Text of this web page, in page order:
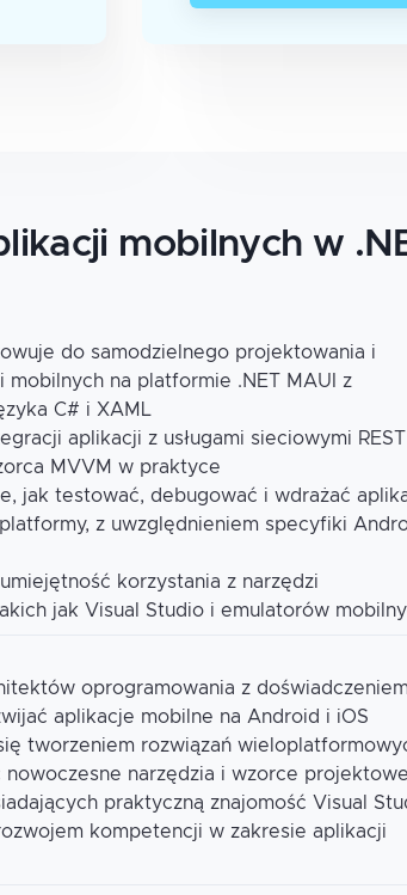
mobilnych w
do samodzielnego projektowania i
mobilnych na platformie .NET MAUI z
C# i XAML
aplikacji z usługami sieciowymi REST
MVVM w praktyce
jak testować, debugować i wdrażać
z uwzględnieniem specyfiki
korzystania z narzędzi
jak Visual Studio i emulatorów
oprogramowania z
aplikacje mobilne na Android i iOS
tworzeniem rozwiązań
nowoczesne narzędzia i wzorce projektowe
praktyczną znajomość Visual
kompetencji w zakresie aplikacji